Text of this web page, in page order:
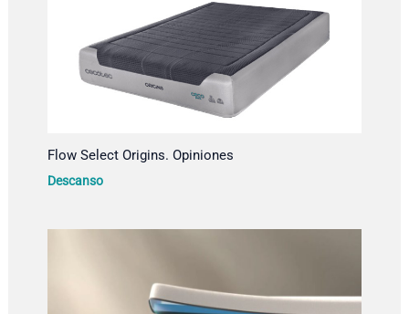
Flow Select Origins. Opiniones
Descanso